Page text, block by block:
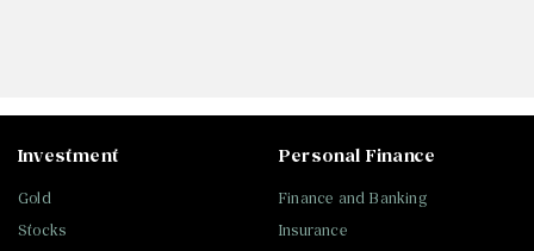
Investment
Gold
Stocks
Personal Finance
Finance and Banking
Insurance